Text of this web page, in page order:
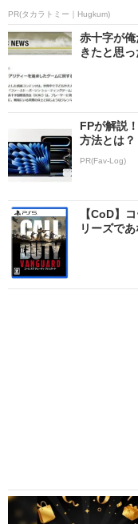
PR(タカラトミー｜Hugkum)
赤十字が
きたと思
FPが解説
方法とは？
PR(Fav-Log)
【CoD】
リーズで